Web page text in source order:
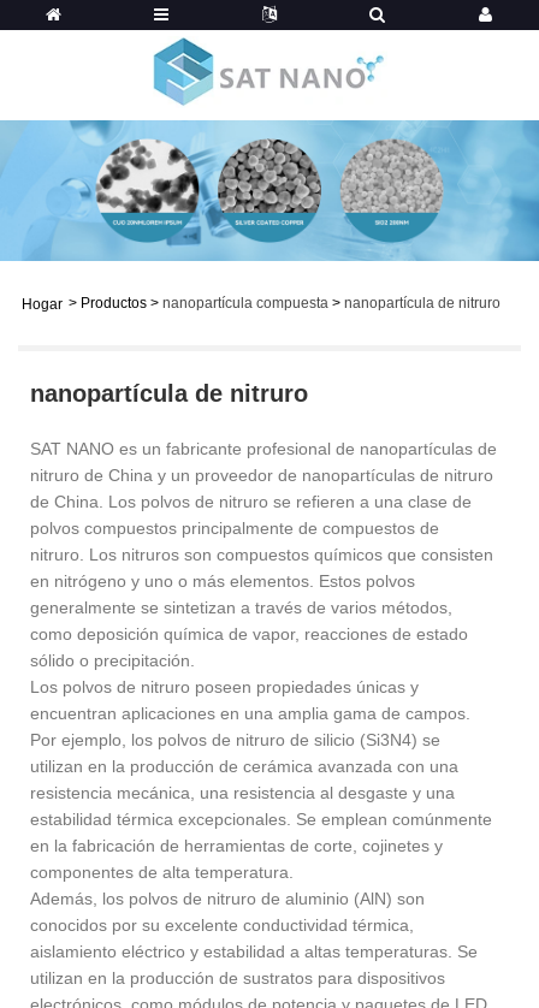
Hogar > Productos > nanopartícula compuesta > nanopartícula de nitruro
nanopartícula de nitruro
SAT NANO es un fabricante profesional de nanopartículas de
nitruro de China y un proveedor de nanopartículas de nitruro
de China. Los polvos de nitruro se refieren a una clase de
polvos compuestos principalmente de compuestos de
nitruro. Los nitruros son compuestos químicos que consisten
en nitrógeno y uno o más elementos. Estos polvos
generalmente se sintetizan a través de varios métodos,
como deposición química de vapor, reacciones de estado
sólido o precipitación.
Los polvos de nitruro poseen propiedades únicas y
encuentran aplicaciones en una amplia gama de campos.
Por ejemplo, los polvos de nitruro de silicio (Si3N4) se
utilizan en la producción de cerámica avanzada con una
resistencia mecánica, una resistencia al desgaste y una
estabilidad térmica excepcionales. Se emplean comúnmente
en la fabricación de herramientas de corte, cojinetes y
componentes de alta temperatura.
Además, los polvos de nitruro de aluminio (AlN) son
conocidos por su excelente conductividad térmica,
aislamiento eléctrico y estabilidad a altas temperaturas. Se
utilizan en la producción de sustratos para dispositivos
electrónicos, como módulos de potencia y paquetes de LED.